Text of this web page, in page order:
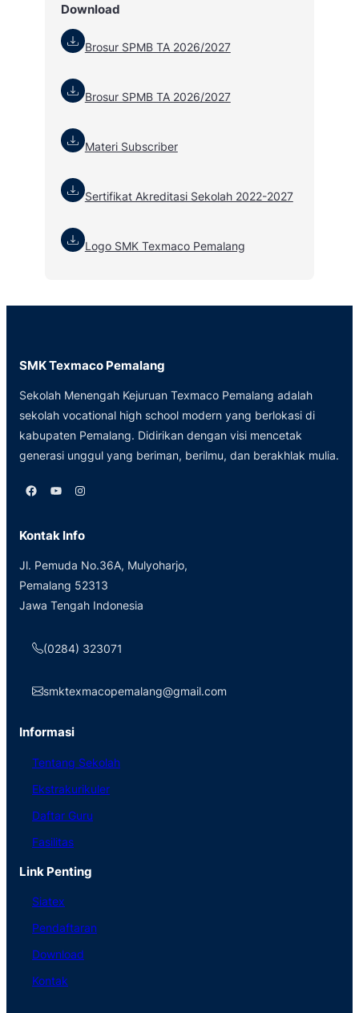
Download
Brosur SPMB TA 2026/2027
Brosur SPMB TA 2026/2027
Materi Subscriber
Sertifikat Akreditasi Sekolah 2022-2027
Logo SMK Texmaco Pemalang
SMK Texmaco Pemalang
Sekolah Menengah Kejuruan Texmaco Pemalang adalah
sekolah vocational high school modern yang berlokasi di
kabupaten Pemalang. Didirikan dengan visi mencetak
generasi unggul yang beriman, berilmu, dan berakhlak mulia.
Facebook YouTube Instagram
Kontak Info
Jl. Pemuda No.36A, Mulyoharjo,
Pemalang 52313
Jawa Tengah Indonesia
(0284) 323071
smktexmacopemalang@gmail.com
Informasi
Tentang Sekolah
Ekstrakurikuler
Daftar Guru
Fasilitas
Link Penting
Siatex
Pendaftaran
Download
Kontak